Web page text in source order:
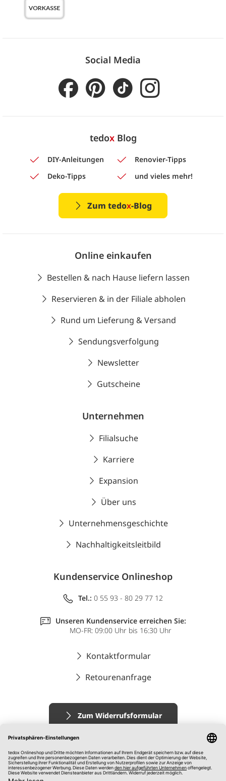
Social Media
tedoxBlog
DIY-Anleitungen
Renovier-Tipps
Deko-Tipps
und vieles mehr!
Zum tedox-Blog
Online einkaufen
Bestellen & nach Hause liefern lassen
Reservieren & in der Filiale abholen
Rund um Lieferung & Versand
Sendungsverfolgung
Newsletter
Gutscheine
Unternehmen
Filialsuche
Karriere
Expansion
Über uns
Unternehmensgeschichte
Nachhaltigkeitsleitbild
Kundenservice Onlineshop
Tel.: 0 55 93 - 80 29 77 12
Unseren Kundenservice erreichen Sie:
MO-FR: 09:00 Uhr bis 16:30 Uhr
Kontaktformular
Retourenanfrage
Zum Widerrufsformular
Impressum
AGB